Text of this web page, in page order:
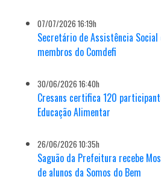
07/07/2026 16:19h
Secretário de Assistência Social
membros do Comdefi
30/06/2026 16:40h
Cresans certifica 120
Educação Alimentar
26/06/2026 10:35h
Saguão da Prefeitura recebe
de alunos da Somos do Bem